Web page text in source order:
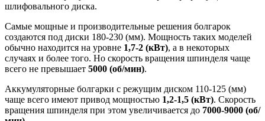
шлифовального диска.
Самые мощные и производительные решения болгарок
создаются под диски 180-230 (мм). Мощность таких моделей
обычно находится на уровне 1,7-2 (кВт), а в некоторых
случаях и более того. Но скорость вращения шпинделя чаще
всего не превышает 5000 (об/мин).
Аккумуляторные болгарки с режущим диском 110-125 (мм)
чаще всего имеют привод мощностью 1,2-1,5 (кВт). Скорость
вращения шпинделя при этом увеличивается до 7000-9000 (об/